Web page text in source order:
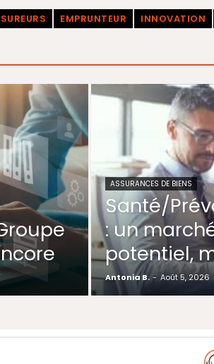
EMPRUNTEUR INNOVATION
ASSURANCES DE BIENS
Santé/
: un
potentiel,
Antonia B. - Août 5, 2026